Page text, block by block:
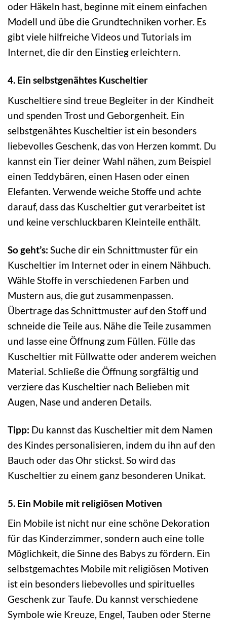
oder Häkeln hast, beginne mit einem einfachen
Modell und übe die Grundtechniken vorher. Es
gibt viele hilfreiche Videos und Tutorials im
Internet, die dir den Einstieg erleichtern.
4. Ein selbstgenähtes Kuscheltier
Kuscheltiere sind treue Begleiter in der Kindheit
und spenden Trost und Geborgenheit. Ein
selbstgenähtes Kuscheltier ist ein besonders
liebevolles Geschenk, das von Herzen kommt. Du
kannst ein Tier deiner Wahl nähen, zum Beispiel
einen Teddybären, einen Hasen oder einen
Elefanten. Verwende weiche Stoffe und achte
darauf, dass das Kuscheltier gut verarbeitet ist
und keine verschluckbaren Kleinteile enthält.
So geht’s: Suche dir ein Schnittmuster für ein
Kuscheltier im Internet oder in einem Nähbuch.
Wähle Stoffe in verschiedenen Farben und
Mustern aus, die gut zusammenpassen.
Übertrage das Schnittmuster auf den Stoff und
schneide die Teile aus. Nähe die Teile zusammen
und lasse eine Öffnung zum Füllen. Fülle das
Kuscheltier mit Füllwatte oder anderem weichen
Material. Schließe die Öffnung sorgfältig und
verziere das Kuscheltier nach Belieben mit
Augen, Nase und anderen Details.
Tipp: Du kannst das Kuscheltier mit dem Namen
des Kindes personalisieren, indem du ihn auf den
Bauch oder das Ohr stickst. So wird das
Kuscheltier zu einem ganz besonderen Unikat.
5. Ein Mobile mit religiösen Motiven
Ein Mobile ist nicht nur eine schöne Dekoration
für das Kinderzimmer, sondern auch eine tolle
Möglichkeit, die Sinne des Babys zu fördern. Ein
selbstgemachtes Mobile mit religiösen Motiven
ist ein besonders liebevolles und spirituelles
Geschenk zur Taufe. Du kannst verschiedene
Symbole wie Kreuze, Engel, Tauben oder Sterne